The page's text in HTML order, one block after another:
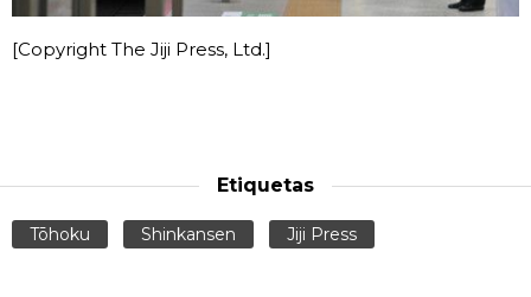
[Copyright The Jiji Press, Ltd.]
Etiquetas
Tōhoku Shinkansen Jiji Press